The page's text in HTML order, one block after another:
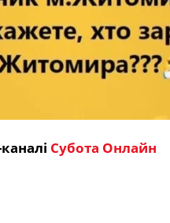
Субота Онлайн